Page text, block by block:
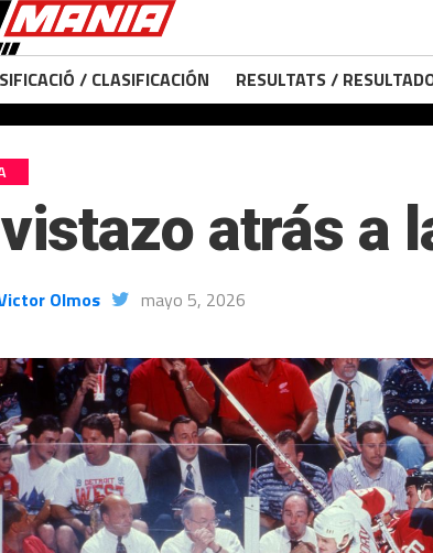
/ CLASIFICACIÓN RESULTATS /
atrás a
Olmos mayo 5, 2026